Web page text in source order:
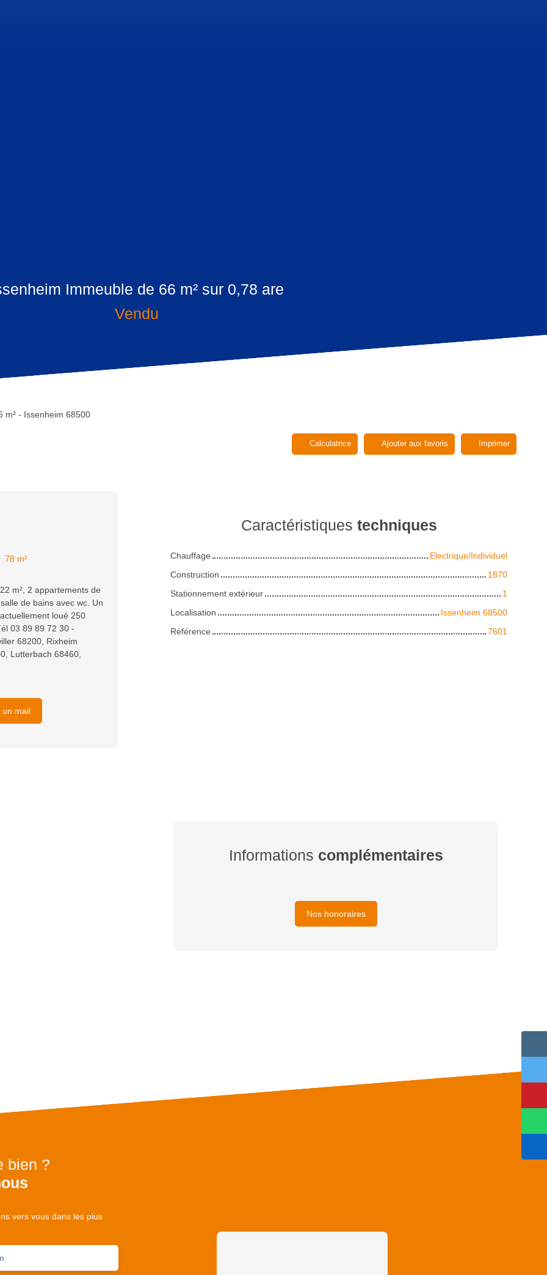
Immeuble de 66 m² sur 0,78 are
Vendu
m² - Issenheim 68500
Calculatrice Ajouter aux favoris Imprimer
78 m²
m², 2 appartements de
de bains avec wc. Un
loué 250
03 89 89 72 30 -
68200, Rixheim
Lutterbach 68460,
un mail
Caractéristiques techniques
Chauffage
Electrique/Individuel
Construction
1870
Stationnement extérieur
1
Localisation
Issenheim 68500
Référence
7601
Informations complémentaires
Nos honoraires
bien ?
vers vous dans les plus